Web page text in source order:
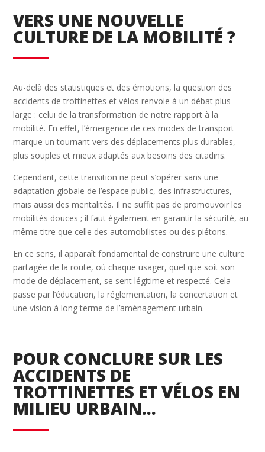
VERS UNE NOUVELLE
CULTURE DE LA MOBILITÉ ?
Au-delà des statistiques et des émotions, la question des
accidents de trottinettes et vélos renvoie à un débat plus
large : celui de la transformation de notre rapport à la
mobilité. En effet, l’émergence de ces modes de transport
marque un tournant vers des déplacements plus durables,
plus souples et mieux adaptés aux besoins des citadins.
Cependant, cette transition ne peut s’opérer sans une
adaptation globale de l’espace public, des infrastructures,
mais aussi des mentalités. Il ne suffit pas de promouvoir les
mobilités douces ; il faut également en garantir la sécurité, au
même titre que celle des automobilistes ou des piétons.
En ce sens, il apparaît fondamental de construire une culture
partagée de la route, où chaque usager, quel que soit son
mode de déplacement, se sent légitime et respecté. Cela
passe par l’éducation, la réglementation, la concertation et
une vision à long terme de l’aménagement urbain.
POUR CONCLURE SUR LES
ACCIDENTS DE
TROTTINETTES ET VÉLOS EN
MILIEU URBAIN…